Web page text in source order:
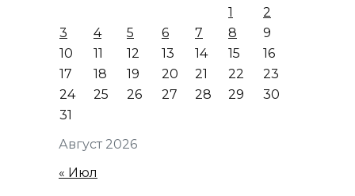
Август 2026
1
2
3
4 5 6 7 8
9
10
11 12 13 14 15
16
17
18 19 20 21 22
23
24
25 26 27 28 29
30
31
« Июл